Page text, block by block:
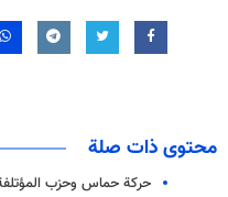
محتوى ذات صلة
حركة حماس وحزب